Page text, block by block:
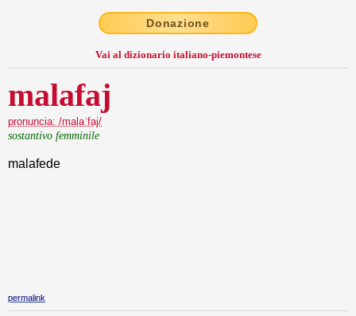
Donazione
Vai al dizionario italiano-piemontese
malafaj
pronuncia: /malaˈfaj/
sostantivo femminile
malafede
permalink